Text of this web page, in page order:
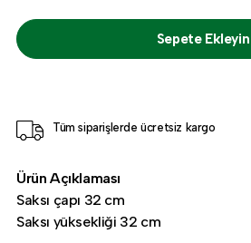
Sepete Ekleyin
Tüm siparişlerde ücretsiz kargo
Ürün Açıklaması
Saksı çapı 32 cm
Saksı yüksekliği 32 cm